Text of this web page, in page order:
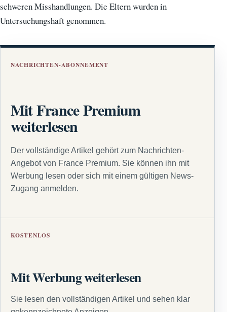
schweren Misshandlungen. Die Eltern wurden in
Untersuchungshaft genommen.
NACHRICHTEN-ABONNEMENT
Mit France Premium
weiterlesen
Der vollständige Artikel gehört zum Nachrichten-
Angebot von France Premium. Sie können ihn mit
Werbung lesen oder sich mit einem gültigen News-
Zugang anmelden.
KOSTENLOS
Mit Werbung weiterlesen
Sie lesen den vollständigen Artikel und sehen klar